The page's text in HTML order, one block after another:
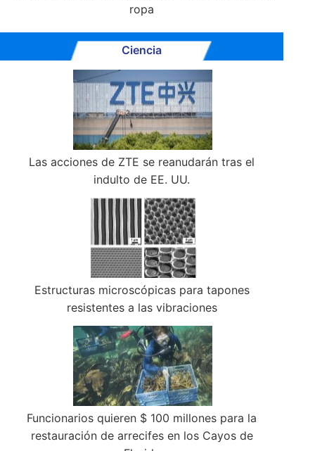
ropa
Ciencia
Las acciones de ZTE se reanudarán tras el
indulto de EE. UU.
Estructuras microscópicas para tapones
resistentes a las vibraciones
Funcionarios quieren $ 100 millones para la
restauración de arrecifes en los Cayos de